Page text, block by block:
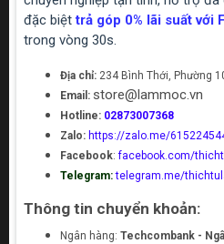
đặc biệttrả góp 0% lãi suất với
trong vòng 30s.
Địa chỉ: 234 Bình Thới, Phường
Email: store@lammoc.vn
Hotline: 02873007368
Zalo: https://zalo.me/
Facebook:facebook.com/
Telegram: telegram.me/
Thông tin chuyển khoản:
Ngân hàng: Techcombank -